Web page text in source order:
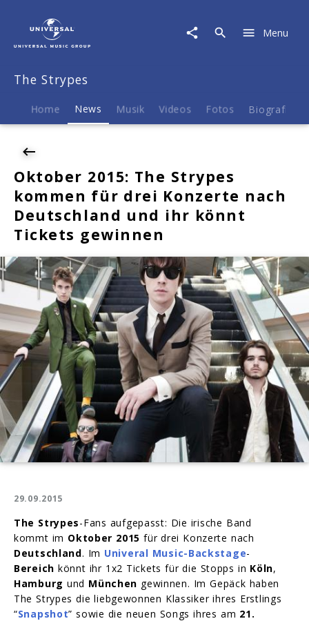
News
Oktober
Strypes
Konzerte
nach
Deutschland
und
könnt
Tickets
gewinnen
Menu
The Strypes
Home News Musik Videos Fotos Biografie
Oktober 2015: The Strypes
kommen für drei Konzerte nach
Deutschland und ihr könnt
Tickets gewinnen
29.09.2015
The Strypes-Fans aufgepasst: Die irische Band
kommt im Oktober 2015 für drei Konzerte nach
Deutschland. Im Univeral Music-Backstage-
Bereich könnt ihr 1x2 Tickets für die Stopps in Köln,
Hamburg und München gewinnen. Im Gepäck haben
The Strypes die liebgewonnen Klassiker ihres Erstlings
“Snapshot” sowie die neuen Songs ihres am 21.